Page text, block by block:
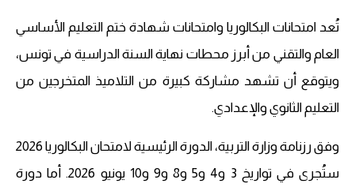
تُعد امتحانات البكالوريا وامتحانات شهادة ختم التعليم الأساسي
العام والتقني من أبرز محطات نهاية السنة الدراسية في تونس،
ويتوقع أن تشهد مشاركة كبيرة من التلاميذ المتخرجين من
التعليم الثانوي والإعدادي.
وفق رزنامة وزارة التربية، الدورة الرئيسية لامتحان البكالوريا 2026
ستُجرى في تواريخ 3 و4 و5 و8 و9 و10 يونيو 2026. أما دورة